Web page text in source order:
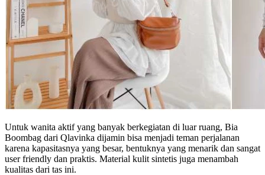
Untuk wanita aktif yang banyak berkegiatan di luar ruang, Bia
Boombag dari Qlavinka dijamin bisa menjadi teman perjalanan
karena kapasitasnya yang besar, bentuknya yang menarik dan sangat
user friendly dan praktis. Material kulit sintetis juga menambah
kualitas dari tas ini.